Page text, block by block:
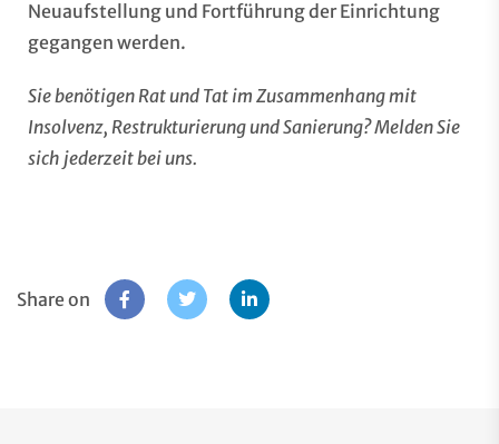
Neuaufstellung und Fortführung der Einrichtung
gegangen werden.
Sie benötigen Rat und Tat im Zusammenhang mit
Insolvenz, Restrukturierung und Sanierung? Melden Sie
sich jederzeit beiuns.
Share on